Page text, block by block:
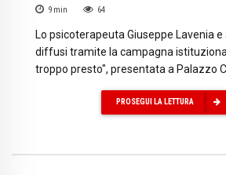
9 min 64
Lo psicoterapeuta Giuseppe Lavenia
diffusi tramite la campagna
troppo presto", presentata a Palazzo
PROSEGUI LA LETTURA